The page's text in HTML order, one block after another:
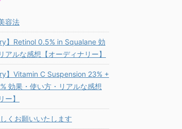
容法
】Retinol 0.5% in Squalane 効
アルな感想【オーディナリー】
】Vitamin C Suspension 23% +
効果・使い方・リアルな感想
ー】
くお願いいたします